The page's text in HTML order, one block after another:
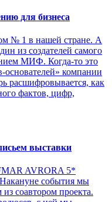
для бизнеса
№ 1 в нашей стране. А
из создателей самого
МИФ. Когда-то это
основателей» компании
расшифровывается, как
фактов, цифр,
выставки
AVRORA 5*
события мы
соавтором проекта.